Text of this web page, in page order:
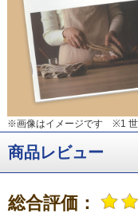
※画像はイメージです ※1 世
商品レビュー
総合評価：